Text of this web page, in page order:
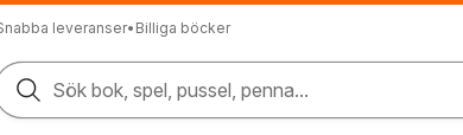
leveranser• Billiga böcker
Sök bok, spel, pussel, penna...